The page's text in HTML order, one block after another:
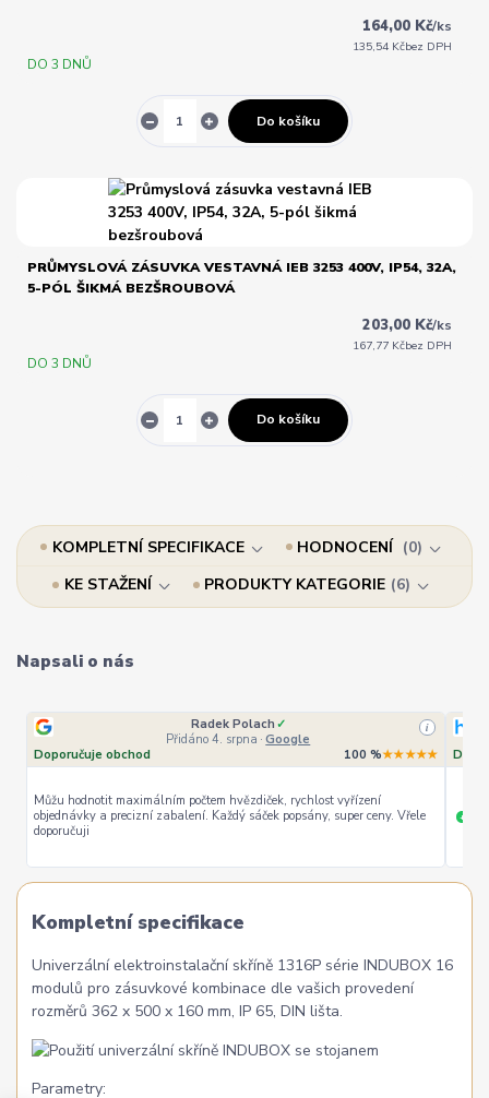
164,00 Kč/ks
135,54 Kčbez DPH
DO 3 DNŮ
Do košíku
PRŮMYSLOVÁ ZÁSUVKA VESTAVNÁ IEB 3253 400V, IP54, 32A,
5-PÓL ŠIKMÁ BEZŠROUBOVÁ
203,00 Kč/ks
167,77 Kčbez DPH
DO 3 DNŮ
Do košíku
KOMPLETNÍ SPECIFIKACE HODNOCENÍ
0
KE STAŽENÍ
PRODUKTY KATEGORIE 6
Napsali o nás
Radek Polach ✓
Přidáno 4. srpna · Google
i
Doporučuje obchod 100 %★★★★★
Můžu hodnotit maximálním počtem hvězdiček, rychlost vyřízení
objednávky a precizní zabalení. Každý sáček popsány, super ceny. Vřele
doporučuji
+
Kompletní specifikace
Univerzální elektroinstalační skříně 1316P série INDUBOX 16
modulů pro zásuvkové kombinace dle vašich provedení
rozměrů 362 x 500 x 160 mm, IP 65, DIN lišta.
Parametry: